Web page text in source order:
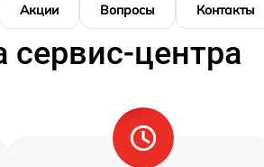
Акции Вопросы Контакты
центра